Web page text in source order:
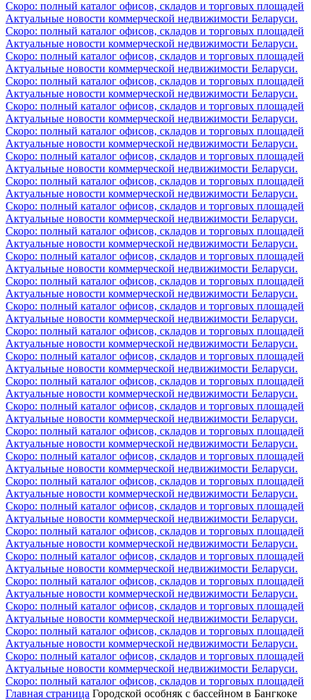
Скоро: полный каталог офисов, складов и торговых площадей
Актуальные новости коммерческой недвижимости Беларуси.
Скоро: полный каталог офисов, складов и торговых площадей
Актуальные новости коммерческой недвижимости Беларуси.
Скоро: полный каталог офисов, складов и торговых площадей
Актуальные новости коммерческой недвижимости Беларуси.
Скоро: полный каталог офисов, складов и торговых площадей
Актуальные новости коммерческой недвижимости Беларуси.
Скоро: полный каталог офисов, складов и торговых площадей
Актуальные новости коммерческой недвижимости Беларуси.
Скоро: полный каталог офисов, складов и торговых площадей
Актуальные новости коммерческой недвижимости Беларуси.
Скоро: полный каталог офисов, складов и торговых площадей
Актуальные новости коммерческой недвижимости Беларуси.
Скоро: полный каталог офисов, складов и торговых площадей
Актуальные новости коммерческой недвижимости Беларуси.
Скоро: полный каталог офисов, складов и торговых площадей
Актуальные новости коммерческой недвижимости Беларуси.
Скоро: полный каталог офисов, складов и торговых площадей
Актуальные новости коммерческой недвижимости Беларуси.
Скоро: полный каталог офисов, складов и торговых площадей
Актуальные новости коммерческой недвижимости Беларуси.
Скоро: полный каталог офисов, складов и торговых площадей
Актуальные новости коммерческой недвижимости Беларуси.
Скоро: полный каталог офисов, складов и торговых площадей
Актуальные новости коммерческой недвижимости Беларуси.
Скоро: полный каталог офисов, складов и торговых площадей
Актуальные новости коммерческой недвижимости Беларуси.
Скоро: полный каталог офисов, складов и торговых площадей
Актуальные новости коммерческой недвижимости Беларуси.
Скоро: полный каталог офисов, складов и торговых площадей
Актуальные новости коммерческой недвижимости Беларуси.
Скоро: полный каталог офисов, складов и торговых площадей
Актуальные новости коммерческой недвижимости Беларуси.
Скоро: полный каталог офисов, складов и торговых площадей
Актуальные новости коммерческой недвижимости Беларуси.
Скоро: полный каталог офисов, складов и торговых площадей
Актуальные новости коммерческой недвижимости Беларуси.
Скоро: полный каталог офисов, складов и торговых площадей
Актуальные новости коммерческой недвижимости Беларуси.
Скоро: полный каталог офисов, складов и торговых площадей
Актуальные новости коммерческой недвижимости Беларуси.
Скоро: полный каталог офисов, складов и торговых площадей
Актуальные новости коммерческой недвижимости Беларуси.
Скоро: полный каталог офисов, складов и торговых площадей
Актуальные новости коммерческой недвижимости Беларуси.
Скоро: полный каталог офисов, складов и торговых площадей
Актуальные новости коммерческой недвижимости Беларуси.
Скоро: полный каталог офисов, складов и торговых площадей
Актуальные новости коммерческой недвижимости Беларуси.
Скоро: полный каталог офисов, складов и торговых площадей
Актуальные новости коммерческой недвижимости Беларуси.
Скоро: полный каталог офисов, складов и торговых площадей
Актуальные новости коммерческой недвижимости Беларуси.
Скоро: полный каталог офисов, складов и торговых площадей
Главная страница Городской особняк с бассейном в Бангкоке